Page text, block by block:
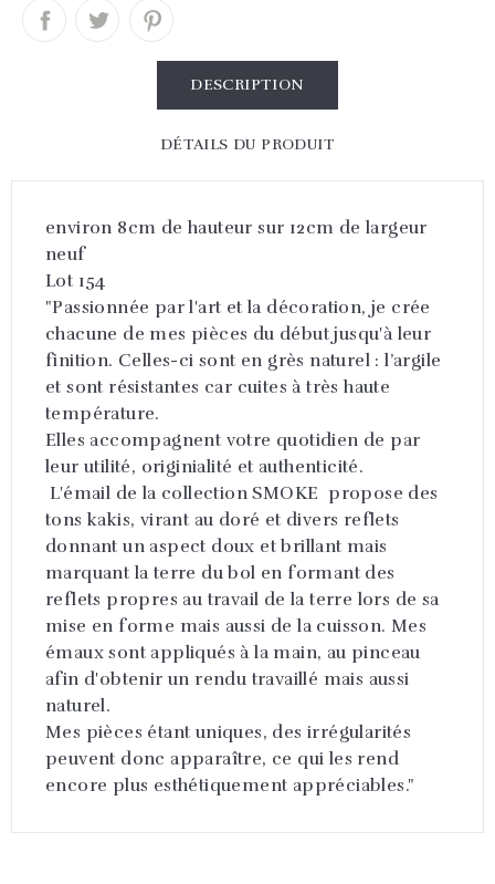
DESCRIPTION
DÉTAILS DU PRODUIT
environ 8cm de hauteur sur 12cm de largeur
neuf
Lot 154
"Passionnée par l'art et la décoration, je crée
chacune de mes pièces du début jusqu'à leur
finition. Celles-ci sont en grès naturel : l’argile
et sont résistantes car cuites à très haute
température.
Elles accompagnent votre quotidien de par
leur utilité, originialité et authenticité.
L'émail de la collection SMOKE propose des
tons kakis, virant au doré et divers reflets
donnant un aspect doux et brillant mais
marquant la terre du bol en formant des
reflets propres au travail de la terre lors de sa
mise en forme mais aussi de la cuisson. Mes
émaux sont appliqués à la main, au pinceau
afin d'obtenir un rendu travaillé mais aussi
naturel.
Mes pièces étant uniques, des irrégularités
peuvent donc apparaître, ce qui les rend
encore plus esthétiquement appréciables."